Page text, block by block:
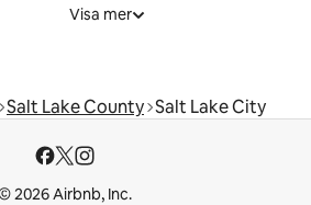
Visa mer
Salt Lake County Salt Lake City
2026 Airbnb, Inc.